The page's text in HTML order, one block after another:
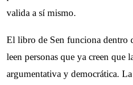
valida a sí mismo.
El libro de Sen funciona dentro
leen personas que ya creen que
argumentativa y democrática. La